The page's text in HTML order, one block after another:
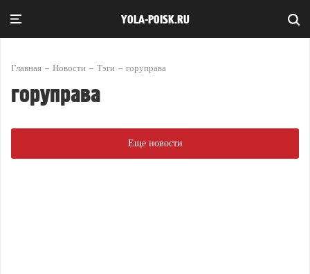
YOLA-POISK.RU
Главная Новости Тэги горуправа
горуправа
Еще новости